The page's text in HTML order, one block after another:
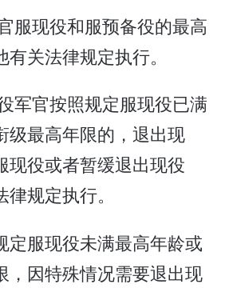
服现役和服预备役的最高
关法律规定执行。
军官按照规定服现役已满
级最高年限的，退出现
现役或者暂缓退出现役
规定执行。
定服现役未满最高年龄或
，因特殊情况需要退出现